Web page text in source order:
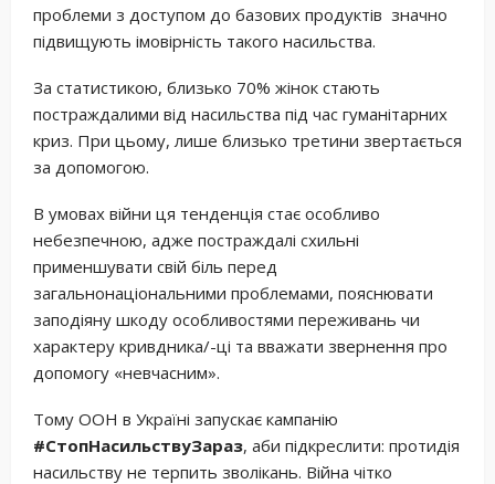
проблеми з доступом до базових продуктів значно
підвищують імовірність такого насильства.
За статистикою, близько 70% жінок стають
постраждалими від насильства під час гуманітарних
криз. При цьому, лише близько третини звертається
за допомогою.
В умовах війни ця тенденція стає особливо
небезпечною, адже постраждалі схильні
применшувати свій біль перед
загальнонаціональними проблемами, пояснювати
заподіяну шкоду особливостями переживань чи
характеру кривдника/-ці та вважати звернення про
допомогу «невчасним».
Тому ООН в Україні запускає кампанію
#СтопНасильствуЗараз, аби підкреслити: протидія
насильству не терпить зволікань. Війна чітко